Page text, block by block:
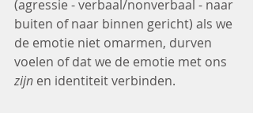
(agressie - verbaal/nonverbaal - naar
buiten of naar binnen gericht) als we
de emotie niet omarmen, durven
voelen of dat we de emotie met ons
zijn en identiteit verbinden.